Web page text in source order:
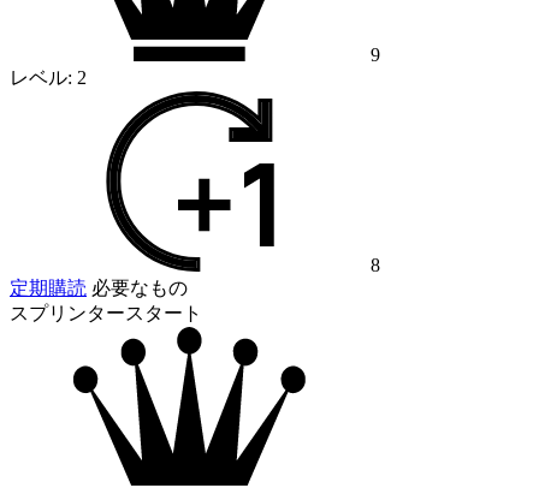
9
レベル: 2
8
定期購読 必要なもの
スプリンタースタート